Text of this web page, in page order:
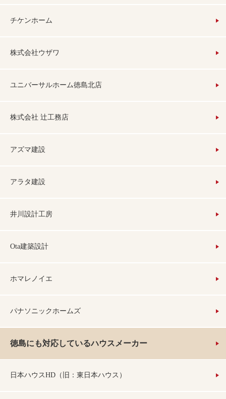
チケンホーム
株式会社ウザワ
ユニバーサルホーム徳島北店
株式会社 辻工務店
アズマ建設
アラタ建設
井川設計工房
Ota建築設計
ホマレノイエ
パナソニックホームズ
徳島にも対応しているハウスメーカー
日本ハウスHD（旧：東日本ハウス）